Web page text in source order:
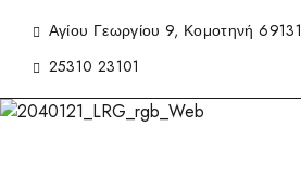
Αγίου Γεωργίου 9, Κομοτηνή 69131
25310 23101